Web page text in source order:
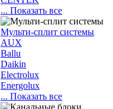
... Показать все
Мульти-сплит системы
AUX
Ballu
Daikin
Electrolux
Energolux
... Показать все